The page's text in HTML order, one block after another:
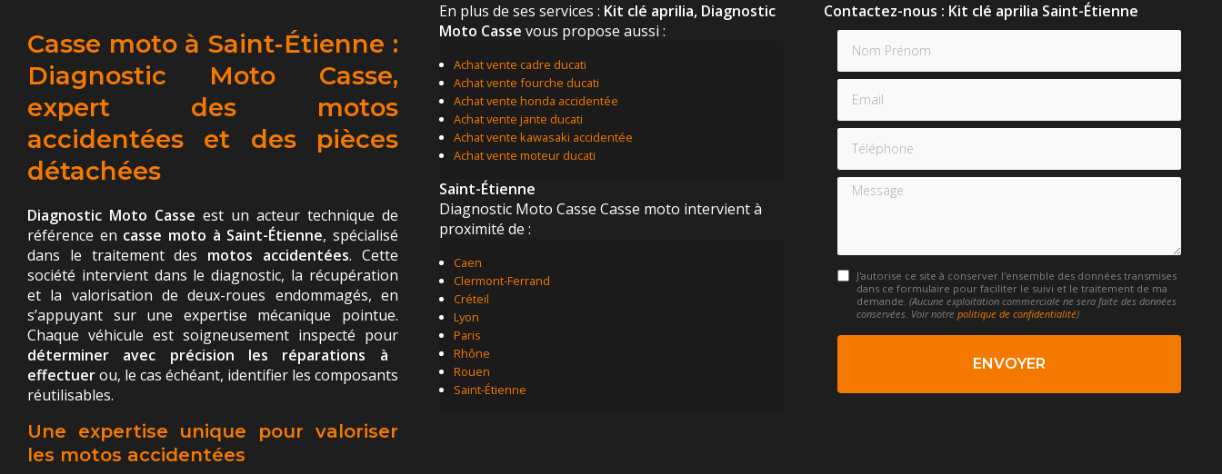
Casse moto à Saint-Étienne :
Diagnostic Moto Casse,
expert des motos
accidentées et des pièces
détachées
Diagnostic Moto Casse est un acteur technique de
référence en casse moto à Saint-Étienne, spécialisé
dans le traitement des motos accidentées. Cette
société intervient dans le diagnostic, la récupération
et la valorisation de deux-roues endommagés, en
s’appuyant sur une expertise mécanique pointue.
Chaque véhicule est soigneusement inspecté pour
déterminer avec précision les réparations à
effectuerou, le cas échéant, identifier les composants
réutilisables.
Une expertise unique pour valoriser
les motos accidentées
En plus de ses services : Kit clé aprilia, Diagnostic
Moto Casse vous propose aussi :
Achat vente cadre ducati
Achat vente fourche ducati
Achat vente honda accidentée
Achat vente jante ducati
Achat vente kawasaki accidentée
Achat vente moteur ducati
Saint-Étienne
Diagnostic Moto Casse Casse moto intervient à
proximité de :
Caen
Clermont-Ferrand
Créteil
Lyon
Paris
Rhône
Rouen
Saint-Étienne
Contactez-nous : Kit clé aprilia Saint-Étienne
Nom Prénom
Email
Téléphone
Message
J'autorise ce site à conserver l'ensemble des données transmises
dans ce formulaire pour faciliter le suivi et le traitement de ma
demande. (Aucune exploitation commerciale ne sera faite des données
conservées. Voir notre politique de confidentialité)